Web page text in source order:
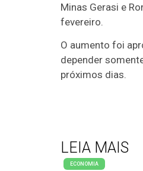
Minas Gerasi e
fevereiro.
O aumento foi
depender
próximos dias.
LEIA MAIS
ECONOMIA